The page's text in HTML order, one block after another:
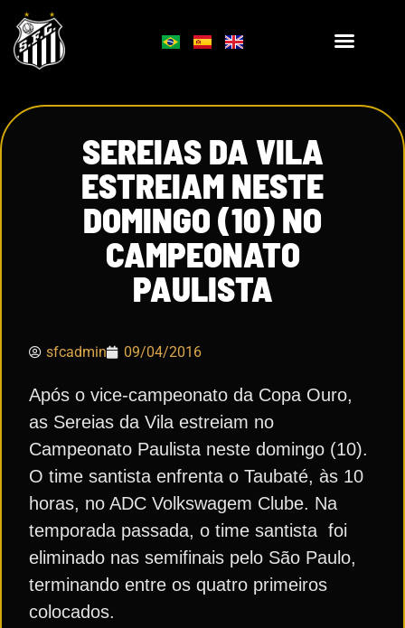
SEREIAS DA VILA
ESTREIAM NESTE
DOMINGO (10) NO
CAMPEONATO
PAULISTA
sfcadmin 09/04/2016
Após o vice-campeonato da Copa Ouro,
as Sereias da Vila estreiam no
Campeonato Paulista neste domingo (10).
O time santista enfrenta o Taubaté, às 10
horas, no ADC Volkswagem Clube. Na
temporada passada, o time santista foi
eliminado nas semifinais pelo São Paulo,
terminando entre os quatro primeiros
colocados.